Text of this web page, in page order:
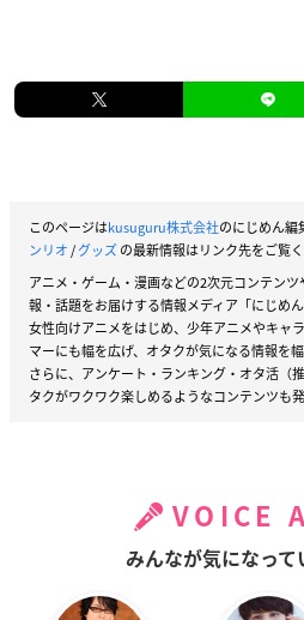
このページはkusuguru株式会社のにじめん編
ンリオ/グッズの最新情報はリンク先をご覧く
アニメ・ゲーム・漫画などの2次元コンテン
報・話題をお届けする情報メディア「にじめん
女性向けアニメをはじめ、少年アニメやキャ
マーにも幅を広げ、オタクが気になる情報を
さらに、アンケート・ランキング・オタ活（
タクがワクワク楽しめるようなコンテンツも発
VOICE
みんなが気になって